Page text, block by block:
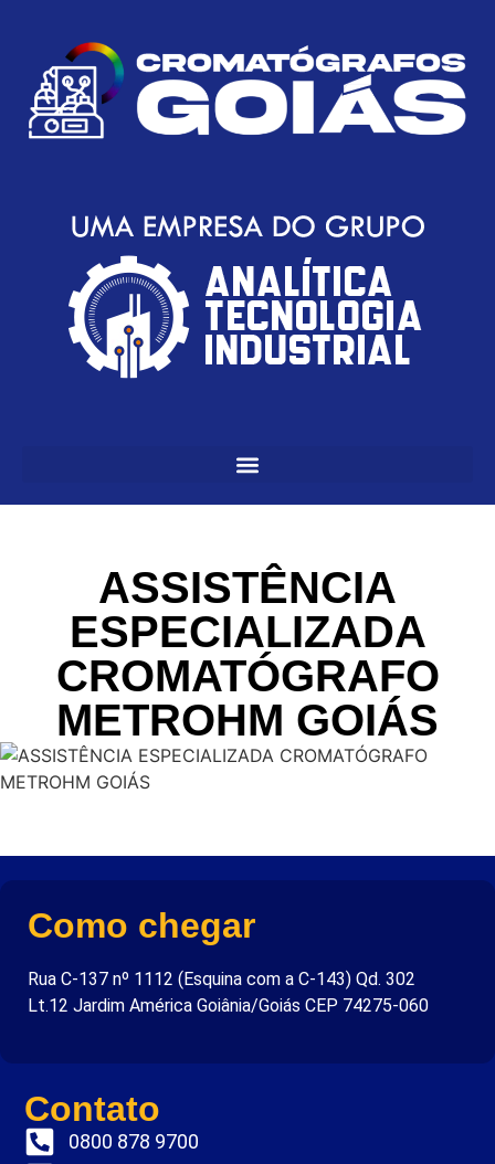
ASSISTÊNCIA
ESPECIALIZADA
CROMATÓGRAFO
METROHM GOIÁS
Como chegar
Rua C-137 nº 1112 (Esquina com a C-143) Qd. 302
Lt.12 Jardim América Goiânia/Goiás CEP 74275-060
Contato
0800 878 9700